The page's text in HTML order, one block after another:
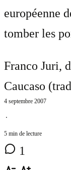
européenne
tomber les
Franco Juri,
Caucaso
4 septembre 2007
⋅
5 min de lecture
1